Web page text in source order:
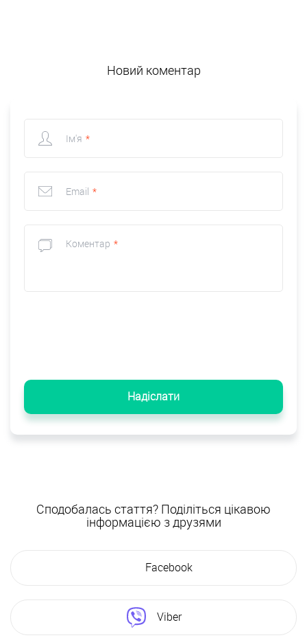
Новий коментар
Ім'я *
Email *
Коментар *
Надіслати
Сподобалась стаття? Поділіться цікавою
інформацією з друзями
Facebook
Viber